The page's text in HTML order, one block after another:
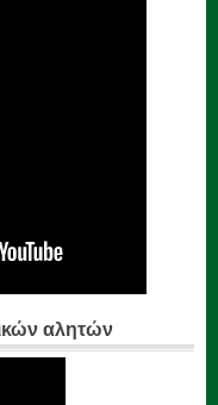
αλητών